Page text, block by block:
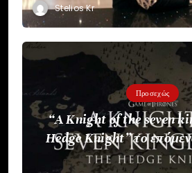
Stelios Kr
Προσεχώς
“A Knight of the seven
Hedge Knight” το
HBO